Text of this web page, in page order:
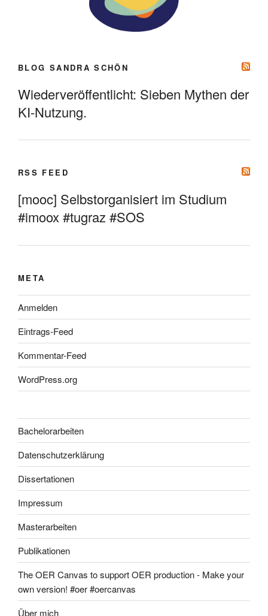
BLOG SANDRA SCHÖN
Wiederveröffentlicht: Sieben Mythen der
KI-Nutzung.
RSS FEED
[mooc] Selbstorganisiert im Studium
#imoox #tugraz #SOS
META
Anmelden
Eintrags-Feed
Kommentar-Feed
WordPress.org
Bachelorarbeiten
Datenschutzerklärung
Dissertationen
Impressum
Masterarbeiten
Publikationen
The OER Canvas to support OER production - Make your
own version! #oer #oercanvas
Über mich